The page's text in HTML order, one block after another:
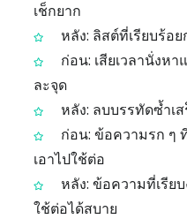
เช็กยาก
หลัง: ลิสต์ที่เรียบร้อ
ก่อน: เสียเวลานั่งห
ละจุด
หลัง: ลบบรรทัดซ้ำเ
ก่อน: ข้อความรก ๆ
เอาไปใช้ต่อ
หลัง: ข้อความที่เรีย
ใช้ต่อได้สบาย